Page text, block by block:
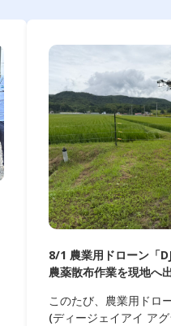
8/1 農業用ドローン「
農薬散布作業を現地へ
このたび、農業用ドロ
(ディージェイアイ ア